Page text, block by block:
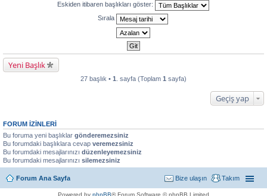
Eskiden itibaren başlıkları göster:
Sırala
Yeni Başlık
27 başlık • 1 . sayfa (Toplam 1 sayfa)
Geçiş yap
FORUM IZINLERI
Bu foruma yeni başlıklar gönderemezsiniz
Bu forumdaki başlıklara cevap veremezsiniz
Bu forumdaki mesajlarınızı düzenleyemezsiniz
Bu forumdaki mesajlarınızı silemezsiniz
Forum Ana Sayfa Takım
Bize ulaşın
Powered by phpBB® Forum Software © phpBB Limited